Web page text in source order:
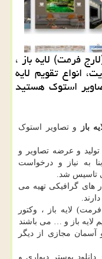
فرمت) لایه باز ،
انواع تقویم لایه
استوك هستید
باز
و تصاویر استوک
سال 89 در زمینه تولید و عرضه تصاویر و
به نیاز و درخواست
های گرافیکی تهیه می
لایه باز ، وکتور
لایه باز و … می باشند
آسمان مجازی از دیگر
پوستر دیواری و